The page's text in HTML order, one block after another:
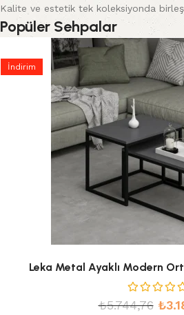
Kalite ve estetik tek koleksiyonda
Popüler Sehpalar
Leka Metal Ayaklı Modern
İndirim
₺5.744,76 ₺